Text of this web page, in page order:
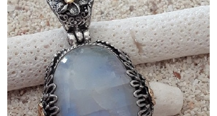
APERÇU RAPIDE